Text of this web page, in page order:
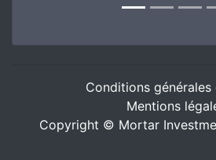
Conditions générales
Mentions
Copyright © Mortar